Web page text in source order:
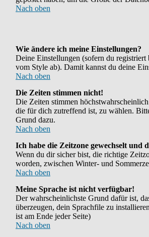
Nach oben
Wie ändere ich meine Einstellungen?
Deine Einstellungen (sofern du
vom Style ab). Damit kannst du deine
Nach oben
Die Zeiten stimmen nicht!
Die Zeiten stimmen
die für dich zutreffend ist, zu wählen.
Grund dazu.
Nach oben
Ich habe die Zeitzone gewechselt und
Wenn du dir sicher bist, die richtige
worden, zwischen Winter- und
Nach oben
Meine Sprache ist nicht verfügbar!
Der wahrscheinlichste Grund dafür ist,
überzeugen, dein Sprachfile zu
ist am Ende jeder Seite)
Nach oben